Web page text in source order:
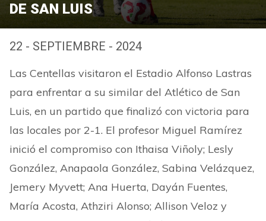
DE SAN LUIS
22 - SEPTIEMBRE - 2024
Las Centellas visitaron el Estadio Alfonso Lastras
para enfrentar a su similar del Atlético de San
Luis, en un partido que finalizó con victoria para
las locales por 2-1. El profesor Miguel Ramírez
inició el compromiso con Ithaisa Viñoly; Lesly
González, Anapaola González, Sabina Velázquez,
Jemery Myvett; Ana Huerta, Dayán Fuentes,
María Acosta, Athziri Alonso; Allison Veloz y